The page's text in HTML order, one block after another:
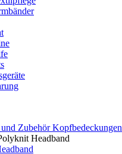
Zubehör Kopfbedeckungen
Headband